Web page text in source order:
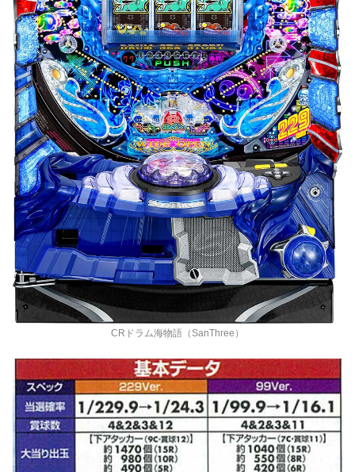
CRドラム海物語（SanThree）